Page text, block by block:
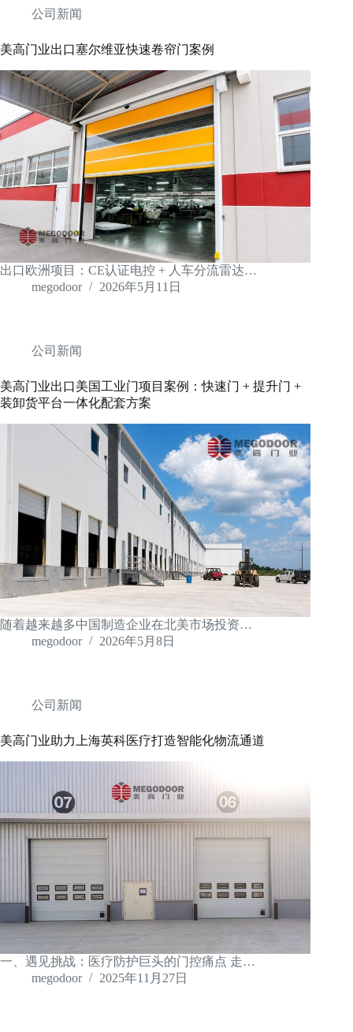
公司新闻
美高门业出口塞尔维亚快速卷帘门案例
出口欧洲项目：CE认证电控 + 人车分流雷达…
megodoor
2026年5月11日
公司新闻
美高门业出口美国工业门项目案例：快速门 + 提升门 +
装卸货平台一体化配套方案
随着越来越多中国制造企业在北美市场投资…
megodoor
2026年5月8日
公司新闻
美高门业助力上海英科医疗打造智能化物流通道
一、遇见挑战：医疗防护巨头的门控痛点 走…
megodoor
2025年11月27日